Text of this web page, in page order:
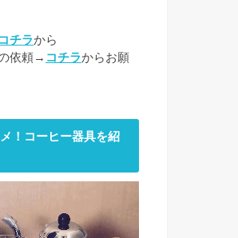
コチラから
依頼→ コチラからお願
！コーヒー器具を紹